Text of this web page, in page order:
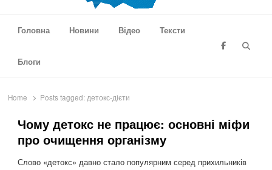
Головна
Новини Відео Тексти
Блоги
Home Posts tagged: детокс-дієти
Чому детокс не працює: основні міфи
про очищення організму
Слово «детокс» давно стало популярним серед прихильників